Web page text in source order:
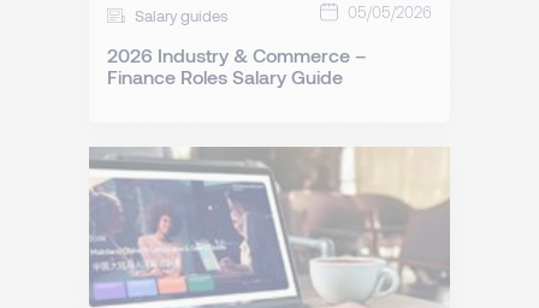
Salary guides 05/05/2026
2026 Industry & Commerce –
Finance Roles Salary Guide